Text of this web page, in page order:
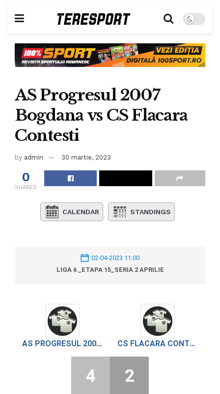
AS Progresul 2007
Bogdana vs CS Flacara
Contesti
by admin 30 martie, 2023
0
SHARES
CALENDAR STANDINGS
02-04-2023 11:00
LIGA 6 _ETAPA 15_SERIA 2 APRILIE
AS PROGRESUL 2007 BOGDANA CS FLACARA CONTESTI
4 2